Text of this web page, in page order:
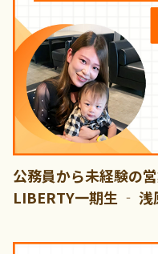
公務員から未経験の
LIBERTY一期生 ‐ 浅